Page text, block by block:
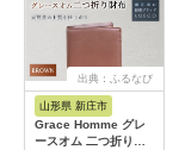
出典：ふるなび
山形県 新庄市
Grace Homme グレ
ースオム 二つ折り財